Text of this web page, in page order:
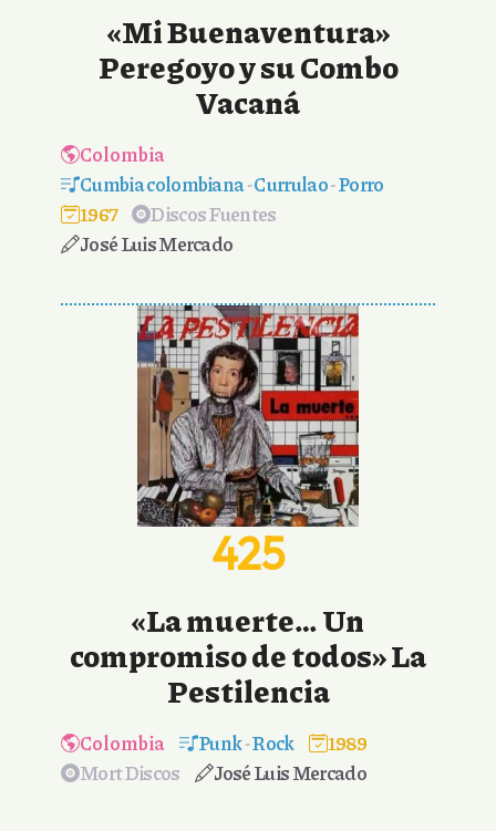
«Mi Buenaventura»
Peregoyo y su Combo
Vacaná
Colombia
Cumbia colombiana-Currulao-Porro
1967
Discos Fuentes
José Luis Mercado
425
«La muerte… Un
compromiso de todos» La
Pestilencia
Colombia Punk-Rock
1989
Mort Discos
José Luis Mercado